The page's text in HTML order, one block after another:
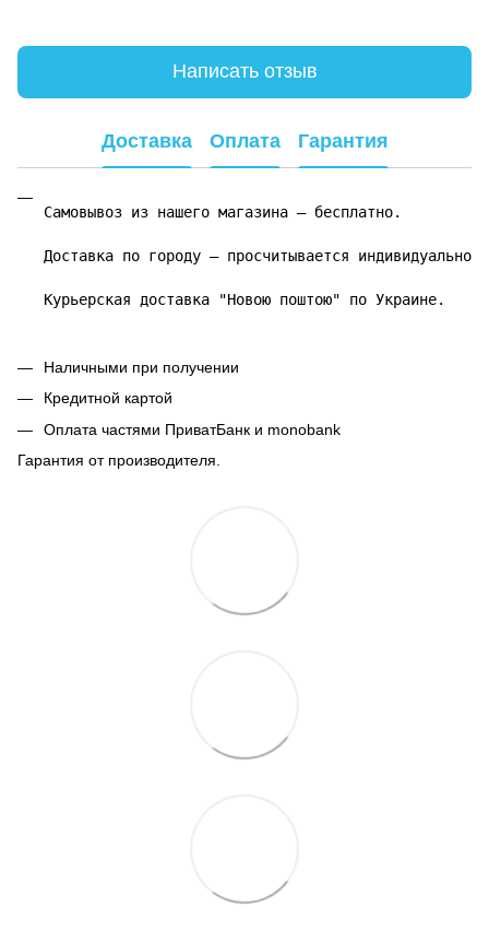
Написать отзыв
Доставка Оплата Гарантия
Самовывоз из нашего магазина – бесплатно.
Доставка по городу – просчитывается индивидуально.
Курьерская доставка "Новою поштою" по Украине.
Наличными при получении
Кредитной картой
Оплата частями ПриватБанк и monobank
Гарантия от производителя.